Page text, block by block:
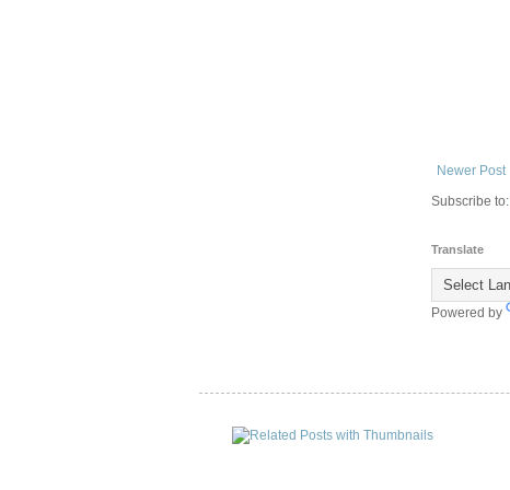
Newer Post
Subscribe to:
Translate
Powered by